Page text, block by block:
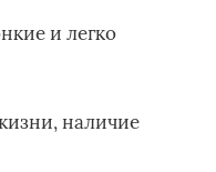
и легко
наличие